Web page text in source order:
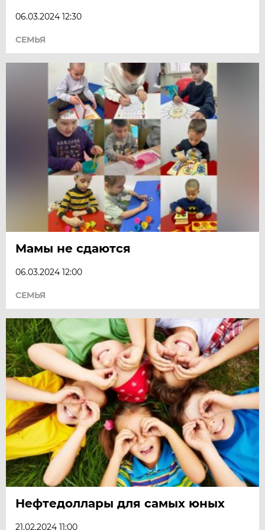
06.03.2024 12:30
СЕМЬЯ
Мамы не сдаются
06.03.2024 12:00
СЕМЬЯ
Нефтедоллары для самых юных
21.02.2024 11:00